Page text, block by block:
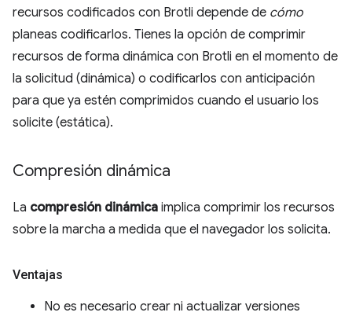
recursos codificados con Brotli depende de cómo
planeas codificarlos. Tienes la opción de comprimir
recursos de forma dinámica con Brotli en el momento de
la solicitud (dinámica) o codificarlos con anticipación
para que ya estén comprimidos cuando el usuario los
solicite (estática).
Compresión dinámica
La compresión dinámica implica comprimir los recursos
sobre la marcha a medida que el navegador los solicita.
Ventajas
No es necesario crear ni actualizar versiones